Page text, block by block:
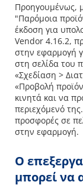
Προηγουμένως,
"Παρόμοια
έκδοση για
Vendor 4.16.2,
στην εφαρμογή
στη σελίδα του
«Σχεδίαση >
«Προβολή
κινητά και να
περιεχόμενό
προσφορές σε
στην εφαρμογή.
Ο
μπορεί να